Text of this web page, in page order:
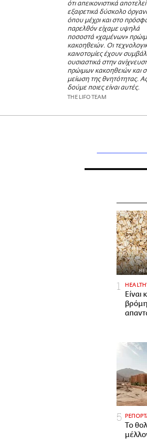
ότι απεικονιστικά
εξαιρετικά δύσκολο
όπου μέχρι και στο
παρελθόν είχαμε υψηλά
ποσοστά «χαμένων»
κακοηθειών. Οι
καινοτομίες έχουν
ουσιαστικά στην
πρώιμων κακοηθειών και
μείωση της θνητότητας. Ας
δούμε ποιες είναι αυτές.
THE LIFO TEAM
Είναι
Το